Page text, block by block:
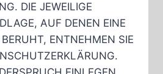
DIE JEWEILIGE
AUF DENEN EINE
ENTNEHMEN SIE